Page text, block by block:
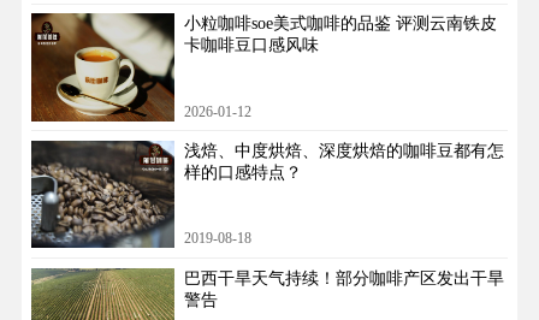
小粒咖啡soe美式咖啡的品鉴 评测云南铁皮
卡咖啡豆口感风味
2026-01-12
浅焙、中度烘焙、深度烘焙的咖啡豆都有怎
样的口感特点？
2019-08-18
巴西干旱天气持续！部分咖啡产区发出干旱
警告